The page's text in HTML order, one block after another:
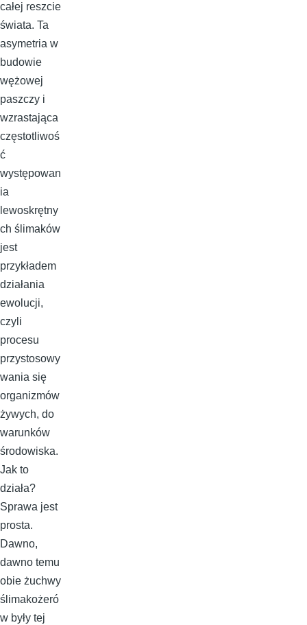
całej reszcie
świata. Ta
asymetria w
budowie
wężowej
paszczy i
wzrastająca
częstotliwoś
ć
występowan
ia
lewoskrętny
ch ślimaków
jest
przykładem
działania
ewolucji,
czyli
procesu
przystosowy
wania się
organizmów
żywych, do
warunków
środowiska.
Jak to
działa?
Sprawa jest
prosta.
Dawno,
dawno temu
obie żuchwy
ślimakożeró
w były tej